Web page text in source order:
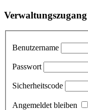
Verwaltungszugang
Benutzername
Passwort
Sicherheitscode
Angemeldet bleiben